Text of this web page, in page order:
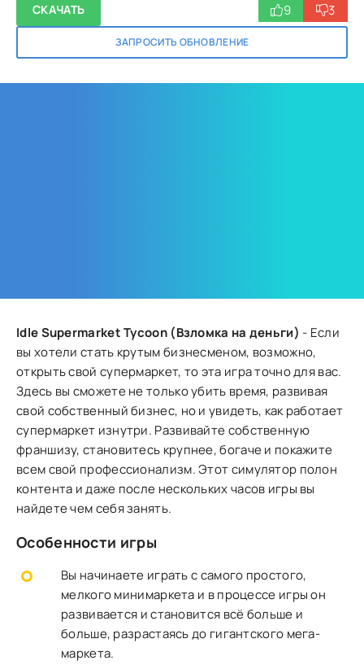
СКАЧАТЬ
ЗАПРОСИТЬ ОБНОВЛЕНИЕ
9 3
Idle Supermarket Tycoon (Взломка на деньги) - Если
вы хотели стать крутым бизнесменом, возможно,
открыть свой супермаркет, то эта игра точно для вас.
Здесь вы сможете не только убить время, развивая
свой собственный бизнес, но и увидеть, как работает
супермаркет изнутри. Развивайте собственную
франшизу, становитесь крупнее, богаче и покажите
всем свой профессионализм. Этот симулятор полон
контента и даже после нескольких часов игры вы
найдете чем себя занять.
Особенности игры
Вы начинаете играть с самого простого,
мелкого минимаркета и в процессе игры он
развивается и становится всё больше и
больше, разрастаясь до гигантского мега-
маркета.